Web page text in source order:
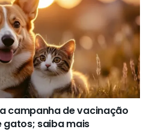
campanha de vacinação
saiba mais